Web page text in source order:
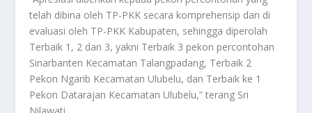
telah dibina oleh TP-PKK secara komprehensip dan di
evaluasi oleh TP-PKK Kabupaten, sehingga diperolah
Terbaik 1, 2 dan 3, yakni Terbaik 3 pekon percontohan
Sinarbanten Kecamatan Talangpadang, Terbaik 2
Pekon Ngarib Kecamatan Ulubelu, dan Terbaik ke 1
Pekon Datarajan Kecamatan Ulubelu,” terang Sri